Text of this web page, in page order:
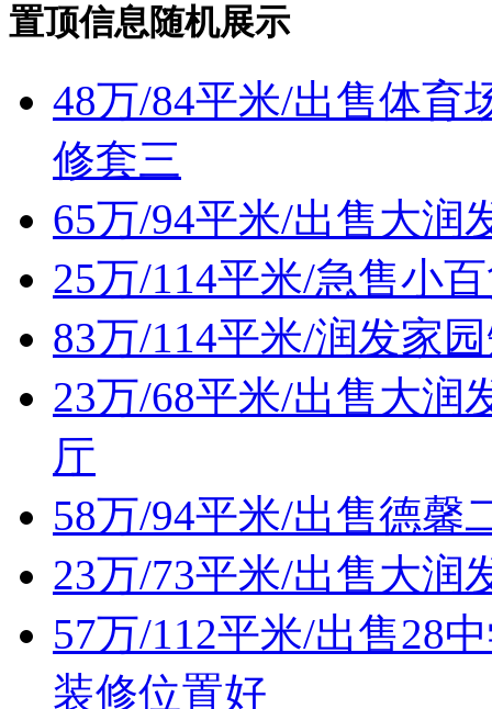
置顶信息随机展示
48万/84平米/出售体育
修套三
65万/94平米/出售大润
25万/114平米/急售小
83万/114平米/润发家
23万/68平米/出售大润
厅
58万/94平米/出售德馨
23万/73平米/出售大润
57万/112平米/出售28
装修位置好